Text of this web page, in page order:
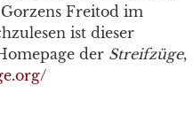
Freitod im
ist dieser
der Streifzüge,